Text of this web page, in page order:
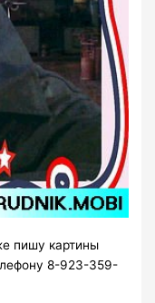
пишу картины
8-923-359-